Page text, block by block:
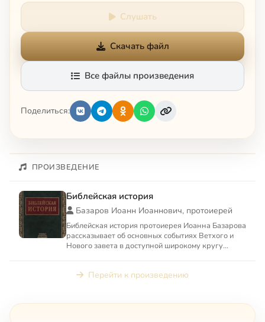
Слушать
Скачать файл
Все файлы произведения
Поделиться:
ПРОИЗВЕДЕНИЕ
Библейская история
Базаров Иоанн Иоаннович, протоиерей
Библейская история протоиерея Иоанна Базарова
рассказывает об основных событиях Ветхого и
Нового завета в доступной широкому кругу
Перейти к произведению